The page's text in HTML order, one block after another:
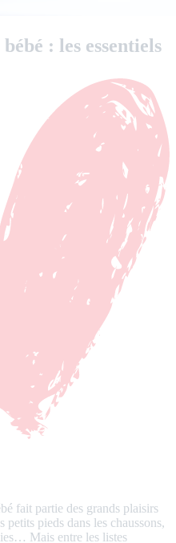
: les essentiels
fait partie des grands plaisirs
petits pieds dans les chaussons,
Mais entre les listes